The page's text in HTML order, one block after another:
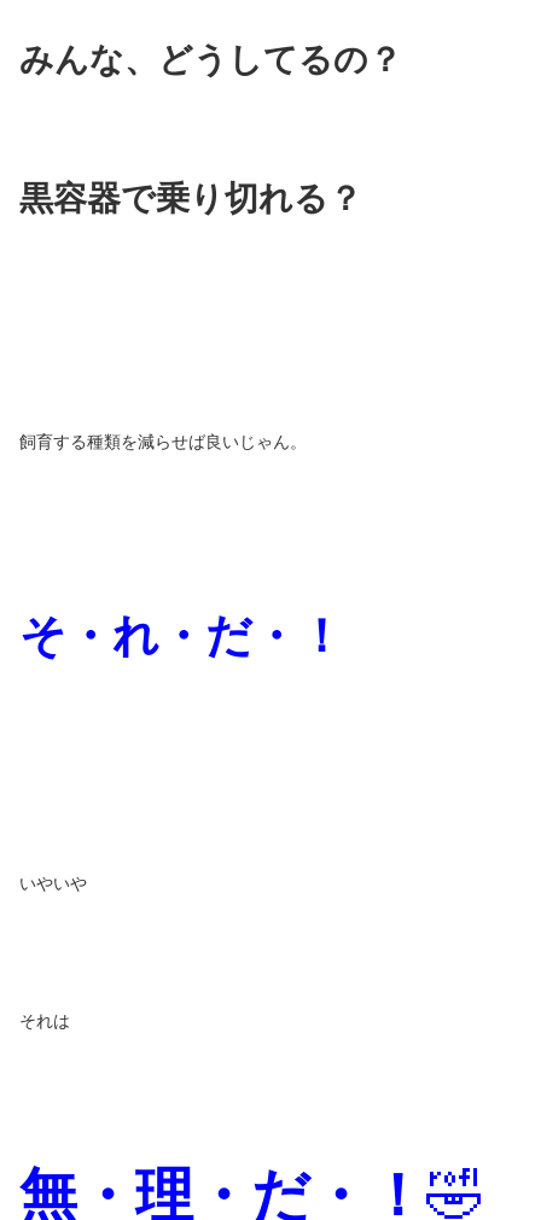
みんな、どうしてるの？
黒容器で乗り切れる？
飼育する種類を減らせば良いじゃん。
そ・れ・だ・！
いやいや
それは
無・理・だ・！ 🤣